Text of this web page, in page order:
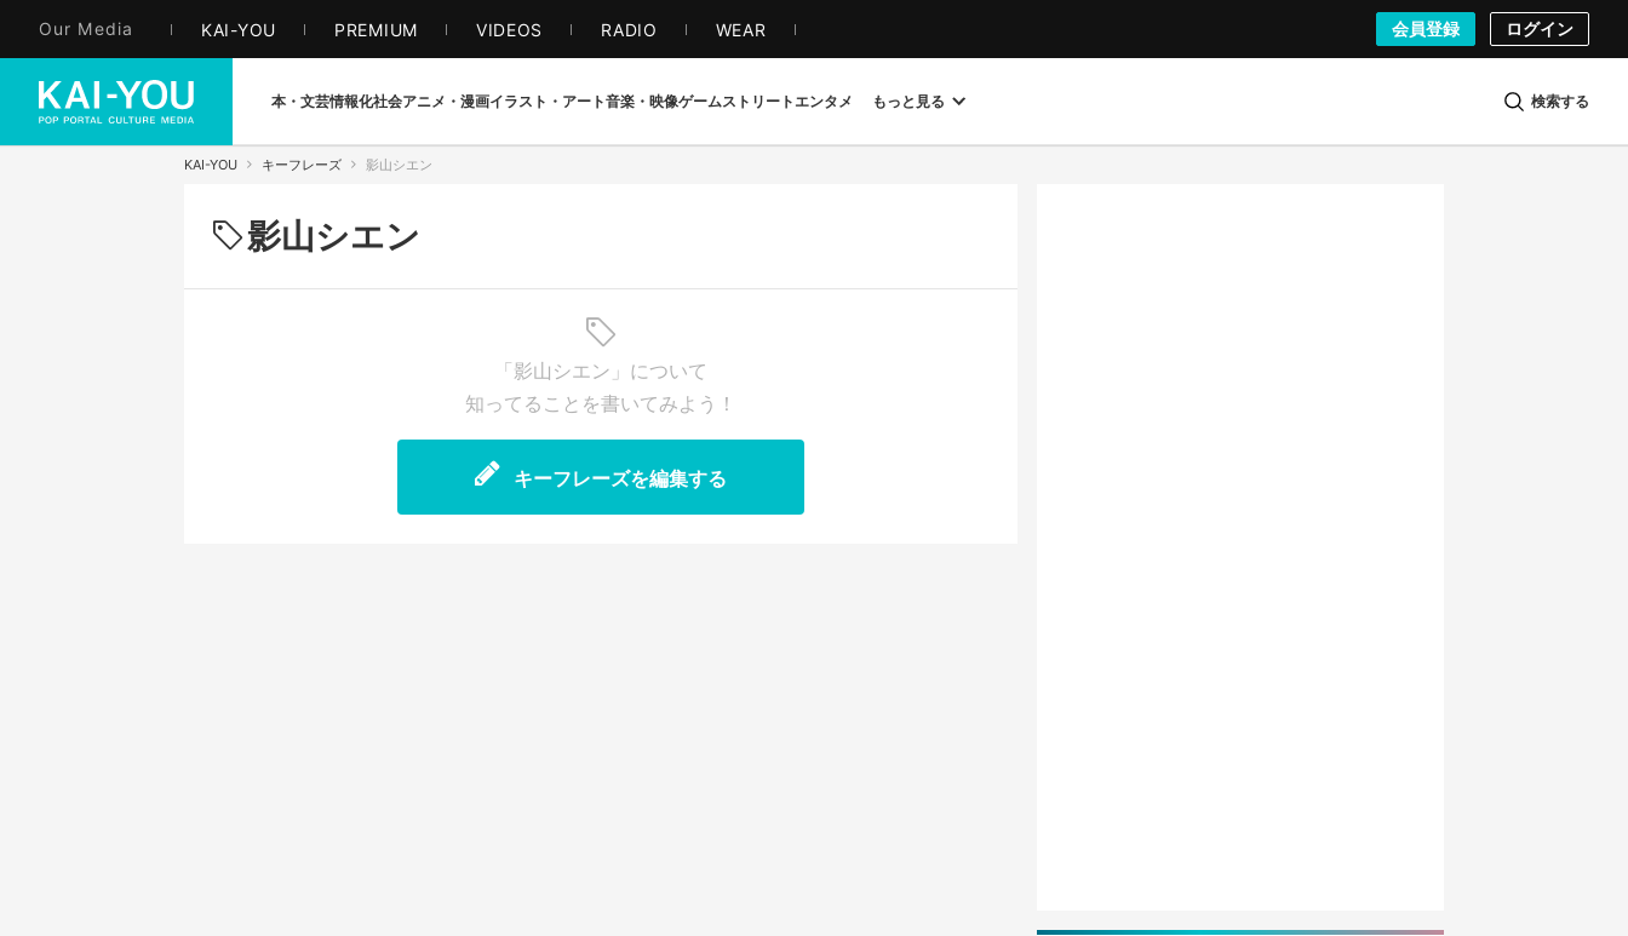
Our Media KAI-YOU PREMIUM VIDEOS RADIO WEAR 会員登録 ログイン
本・文芸情報化社会アニメ・漫画イラスト・アート音楽・映像ゲームストリート エンタメ もっと見る 検索する
KAI-YOU キーフレーズ 影山シエン
影山シエン
「影山シエン」について
知ってることを書いてみよう！
キーフレーズを編集する